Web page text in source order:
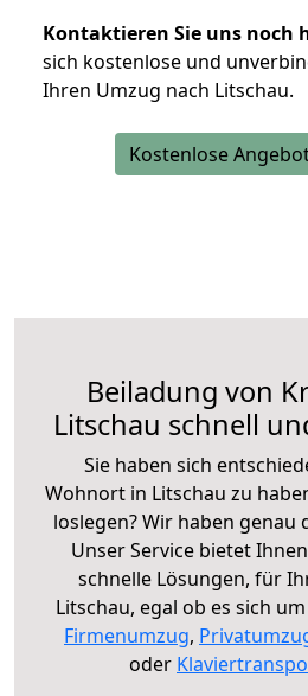
Kontaktieren Sie uns noch
sich kostenlose und
Ihren Umzug nach Litschau.
Kostenlose
Beiladung von
Litschau schnell
Sie haben sich
Wohnort in Litschau zu
loslegen? Wir haben genau
Unser Service bietet
schnelle Lösungen, für
Litschau, egal ob es sich
Firmenumzug,
oder